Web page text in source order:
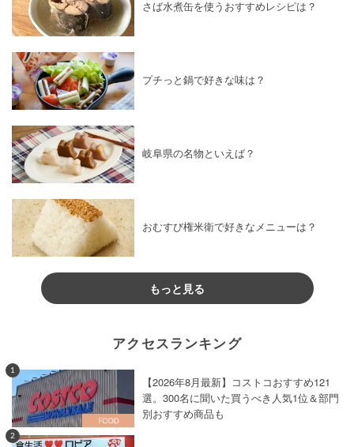
さば水煮缶を使うおすすめレシピは？
プチっと鍋で好きな味は？
岐阜県の名物といえば？
おむすび権米衛で好きなメニューは？
もっと見る
アクセスランキング
1
【2026年8月最新】コストコおすすめ121
選。300名に聞いた買うべき人気1位＆部門
別おすすめ商品も
2